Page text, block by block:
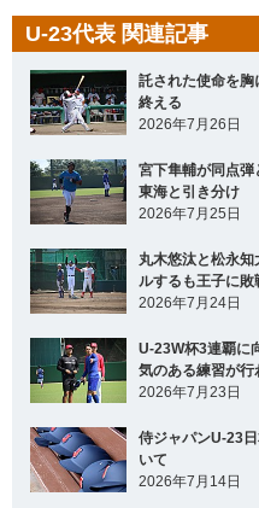
U-23代表 関連記事
託された使命を
終える
2026年7月26日
宮下隼輔が同点
東海と引き分け
2026年7月25日
丸木悠汰と松永
ルするも王子に敗
2026年7月24日
U-23W杯3連覇に
気のある練習が行
2026年7月23日
侍ジャパンU-23
いて
2026年7月14日